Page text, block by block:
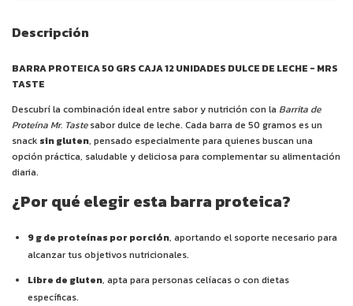
Descripción
BARRA PROTEICA 50 GRS CAJA 12 UNIDADES DULCE DE LECHE - MRS
TASTE
Descubrí la combinación ideal entre sabor y nutrición con la Barrita de
Proteína Mr. Tastesabor dulce de leche. Cada barra de 50 gramos es un
snack sin gluten, pensado especialmente para quienes buscan una
opción práctica, saludable y deliciosa para complementar su alimentación
diaria.
¿Por qué elegir esta barra proteica?
9 g de proteínas por porción, aportando el soporte necesario para
alcanzar tus objetivos nutricionales.
Libre de gluten, apta para personas celíacas o con dietas
específicas.